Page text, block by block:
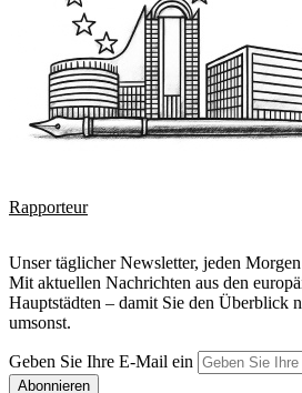
Rapporteur
Unser täglicher Newsletter, jeden
Mit aktuellen Nachrichten aus den
Hauptstädten – damit Sie den Überblick
umsonst.
Geben Sie Ihre E-Mail ein
Abonnieren